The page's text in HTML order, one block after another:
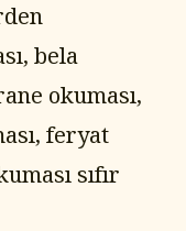
bela
okuması,
feryat
sıfır